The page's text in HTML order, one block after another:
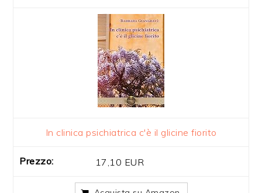
In clinica psichiatrica c'è il glicine fiorito
17,10 EUR